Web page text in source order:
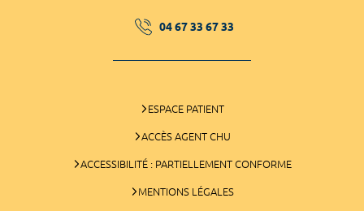
04 67 33 67 33
ESPACE PATIENT
ACCÈS AGENT CHU
ACCESSIBILITÉ : PARTIELLEMENT CONFORME
MENTIONS LÉGALES